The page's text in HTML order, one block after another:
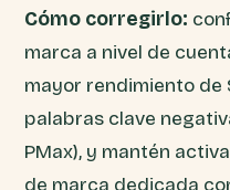
Cómo corregirlo:
marca a nivel de
mayor rendimiento de
palabras clave
PMax), y mantén
de marca dedicada